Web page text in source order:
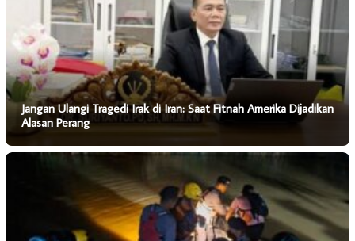
Jangan Ulangi Tragedi Irak di Iran: Saat Fitnah Amerika Dijadikan
Alasan Perang